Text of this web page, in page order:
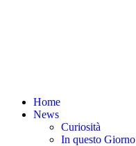
Home
News
Curiosità
In questo Giorno